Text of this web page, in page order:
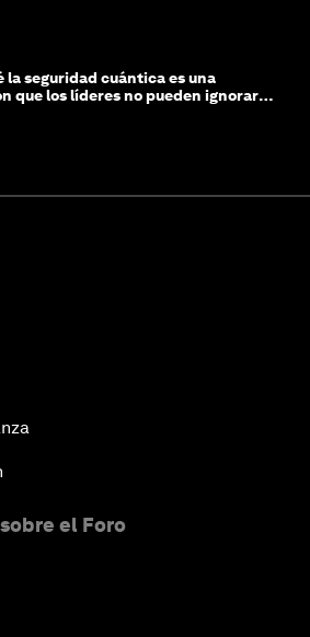
la seguridad cuántica es una
que los líderes no pueden ignorar
el Foro